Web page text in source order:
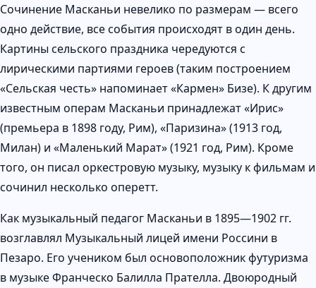
Сочинение Масканьи невелико по размерам — всего
одно действие, все события происходят в один день.
Картины сельского праздника чередуются с
лирическими партиями героев (таким построением
«Сельская честь» напоминает «Кармен» Бизе). К другим
известным операм Масканьи принадлежат «Ирис»
(премьера в 1898 году, Рим), «Паризина» (1913 год,
Милан) и «Маленький Марат» (1921 год, Рим). Кроме
того, он писал оркестровую музыку, музыку к фильмам и
сочинил несколько оперетт.
Как музыкальный педагог Масканьи в 1895—1902 гг.
возглавлял Музыкальный лицей имени Россини в
Пезаро. Его учеником был основоположник футуризма
в музыке Франческо Балилла Прателла. Двоюродный